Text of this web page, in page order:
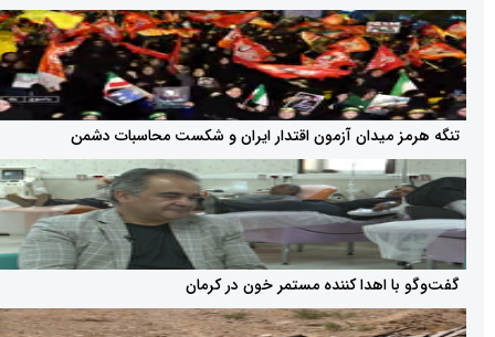
میدان آزمون اقتدار ایران و شکست محاسبات دشمن
اهدا کننده مستمر خون در کرمان